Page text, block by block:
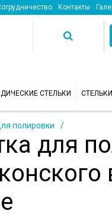
Контакты
СТЕЛЬКИ СТЕЛЬКИ
полировки
для